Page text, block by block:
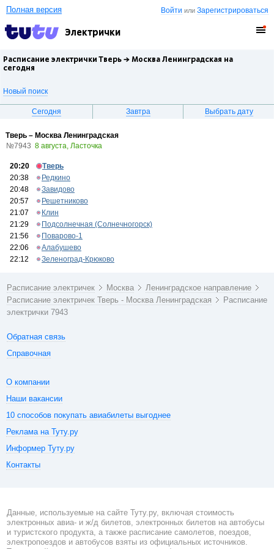
Войти илиЗарегистрироваться
Полная версия
Электрички
Расписание электрички Тверь → Москва Ленинградская на
сегодня
Новый поиск
Сегодня Завтра Выбрать дату
Тверь – Москва Ленинградская
№7943 8 августа, Ласточка
20:20
Тверь
20:38
Редкино
20:48
Завидово
20:57
Решетниково
21:07
Клин
21:29
Подсолнечная (Солнечногорск)
21:56
Поварово-1
22:06
Алабушево
22:12
Зеленоград-Крюково
Расписание электричек Москва
Ленинградское направление
Расписание электричек Тверь - Москва Ленинградская
Расписание
электрички 7943
Обратная связь
Справочная
О компании
Наши вакансии
10 способов покупать авиабилеты выгоднее
Реклама на Туту.ру
Информер Туту.ру
Контакты
Данные, используемые на сайте Туту.ру, включая стоимость
электронных авиа- и ж/д билетов, электронных билетов на автобусы
и туристского продукта, а также расписание самолетов, поездов,
электропоездов и автобусов взяты из официальных источников.